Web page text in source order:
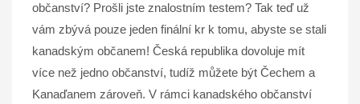
občanství? Prošli jste znalostním testem? Tak teď už
vám zbývá pouze jeden finální kr k tomu, abyste se stali
kanadským občanem! Česká republika dovoluje mít
více než jedno občanství, tudíž můžete být Čechem a
Kanaďanem zároveň. V rámci kanadského občanství